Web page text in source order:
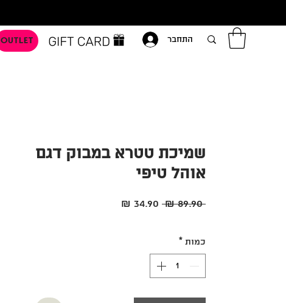
OUTLET התחבר
שמיכת טטרא במבוק דגם
אוהל טיפי
‏89.90 ‏₪
מחיר
כמות *